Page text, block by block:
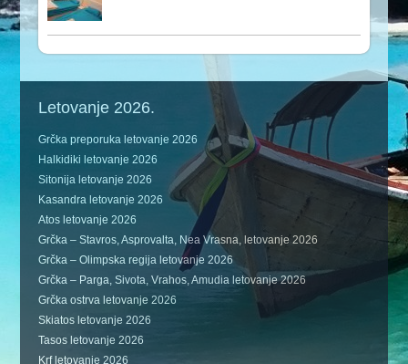
Letovanje 2026.
Grčka preporuka letovanje 2026
Halkidiki letovanje 2026
Sitonija letovanje 2026
Kasandra letovanje 2026
Atos letovanje 2026
Grčka – Stavros, Asprovalta, Nea Vrasna, letovanje 2026
Grčka – Olimpska regija letovanje 2026
Grčka – Parga, Sivota, Vrahos, Amudia letovanje 2026
Grčka ostrva letovanje 2026
Skiatos letovanje 2026
Tasos letovanje 2026
Krf letovanje 2026